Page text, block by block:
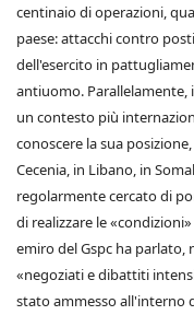
centinaio di operazioni,
paese: attacchi contro
dell'esercito in
antiuomo. Parallelamente,
un contesto più
conoscere la sua
Cecenia, in Libano, in
regolarmente cercato di
di realizzare le
emiro del Gspc ha parlato,
«negoziati e dibattiti
stato ammesso all'interno